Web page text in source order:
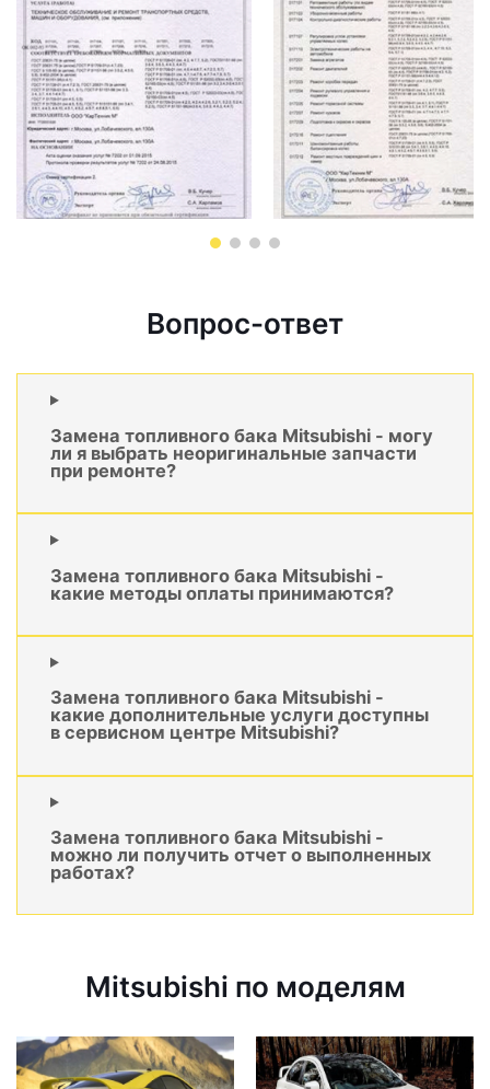
Вопрос-ответ
Замена топливного бака Mitsubishi - могу
ли я выбрать неоригинальные запчасти
при ремонте?
Замена топливного бака Mitsubishi -
какие методы оплаты принимаются?
Замена топливного бака Mitsubishi -
какие дополнительные услуги доступны
в сервисном центре Mitsubishi?
Замена топливного бака Mitsubishi -
можно ли получить отчет о выполненных
работах?
Mitsubishi по моделям